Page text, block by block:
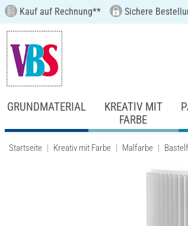
Kauf auf Rechnung** Sichere
GRUNDMATERIAL
KREATIV MIT
FARBE
Startseite Kreativ mit Farbe Malfarbe